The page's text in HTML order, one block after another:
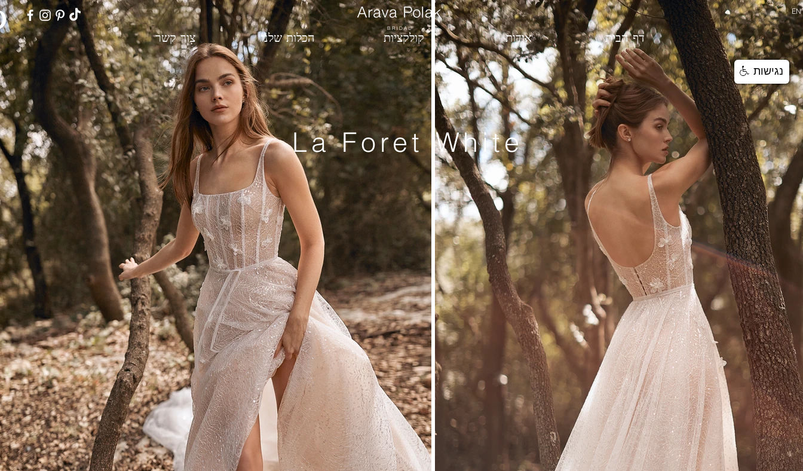
צור קשר הכלות שלנו קולקציות אודות
La Foret White
דף הבית
EN
נגישות